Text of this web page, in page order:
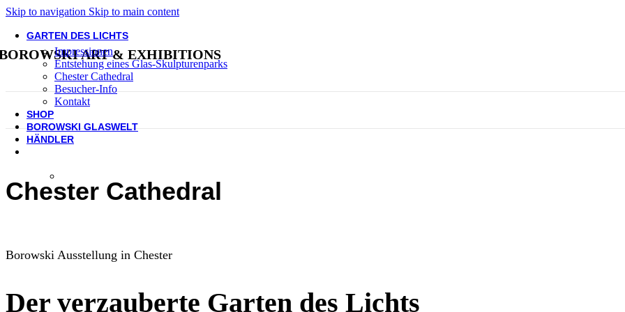
Skip to navigation Skip to main content
ART & EXHIBITIONS
GARTEN DES LICHTS
Impressionen
Entstehung eines Glas-Skulpturenparks
Chester Cathedral
Besucher-Info
Kontakt
SHOP
BOROWSKI GLASWELT
HÄNDLER
Borowski Glaskunst Ausstellung
Chester Cathedral
Borowski Ausstellung in Chester
Der verzauberte Garten des Lichts